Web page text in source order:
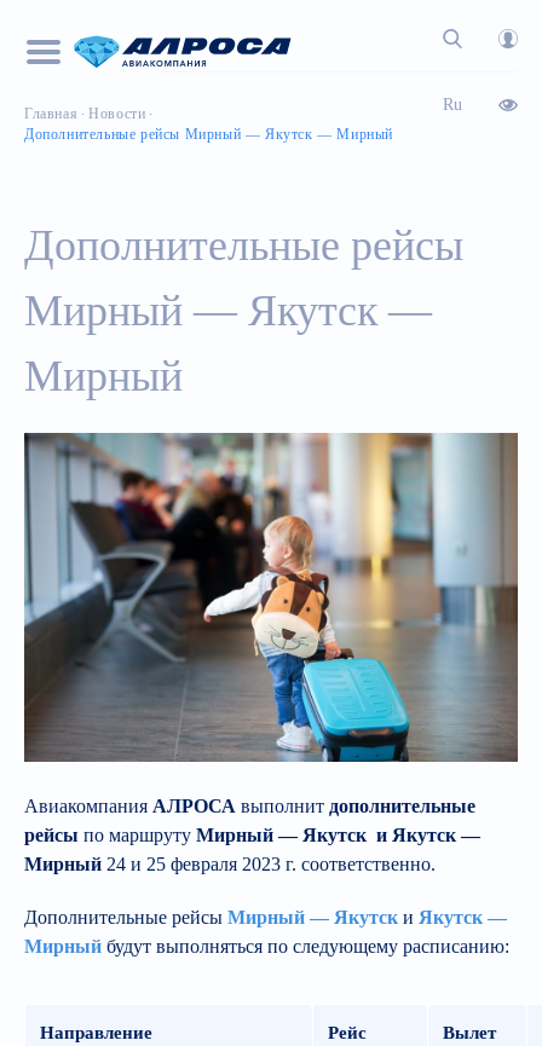
Ru
Главная
Новости
Дополнительные рейсы Мирный — Якутск — Мирный
Дополнительные рейсы
Мирный — Якутск —
Мирный
Авиакомпания АЛРОСА выполнит дополнительные
рейсы по маршруту Мирный — Якутск и Якутск —
Мирный 24 и 25 февраля 2023 г. соответственно.
Дополнительные рейсы Мирный — Якутск и Якутск —
Мирный будут выполняться по следующему расписанию:
Направление Рейс Вылет